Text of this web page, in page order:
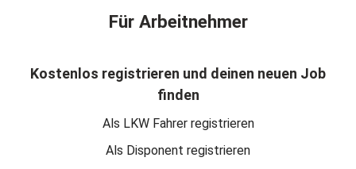
Für Arbeitnehmer
Kostenlos registrieren und deinen neuen Job
finden
Als LKW Fahrer registrieren
Als Disponent registrieren